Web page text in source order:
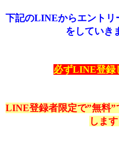
下記のLINEからエントリ
をしていき
必ずLINE登録
LINE登録者限定で”無料”
します